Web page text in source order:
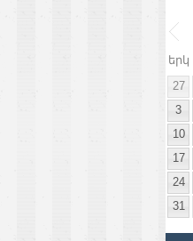
երկ
27
3
10
17
24
31